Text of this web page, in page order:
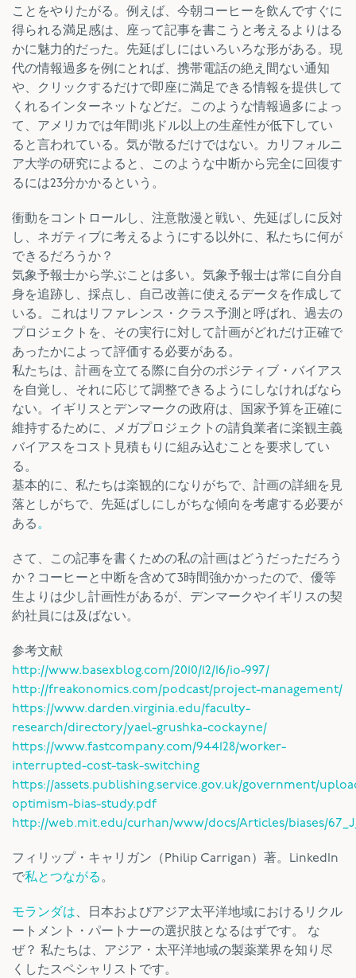
ことをやりたがる。例えば、今朝コーヒーを飲んですぐに
得られる満足感は、座って記事を書こうと考えるよりはる
かに魅力的だった。先延ばしにはいろいろな形がある。現
代の情報過多を例にとれば、携帯電話の絶え間ない通知
や、クリックするだけで即座に満足できる情報を提供して
くれるインターネットなどだ。このような情報過多によっ
て、アメリカでは年間1兆ドル以上の生産性が低下してい
ると言われている。気が散るだけではない。カリフォルニ
ア大学の研究によると、このような中断から完全に回復す
るには23分かかるという。
衝動をコントロールし、注意散漫と戦い、先延ばしに反対
し、ネガティブに考えるようにする以外に、私たちに何が
できるだろうか？
気象予報士から学ぶことは多い。気象予報士は常に自分自
身を追跡し、採点し、自己改善に使えるデータを作成して
いる。これはリファレンス・クラス予測と呼ばれ、過去の
プロジェクトを、その実行に対して計画がどれだけ正確で
あったかによって評価する必要がある。
私たちは、計画を立てる際に自分のポジティブ・バイアス
を自覚し、それに応じて調整できるようにしなければなら
ない。イギリスとデンマークの政府は、国家予算を正確に
維持するために、メガプロジェクトの請負業者に楽観主義
バイアスをコスト見積もりに組み込むことを要求してい
る。
基本的に、私たちは楽観的になりがちで、計画の詳細を見
落としがちで、先延ばしにしがちな傾向を考慮する必要が
ある。
さて、この記事を書くための私の計画はどうだっただろう
か？コーヒーと中断を含めて3時間強かかったので、優等
生よりは少し計画性があるが、デンマークやイギリスの契
約社員には及ばない。
参考文献
http://www.basexblog.com/2010/12/16/io-997/
http://freakonomics.com/podcast/project-management/
https://www.darden.virginia.edu/faculty-
research/directory/yael-grushka-cockayne/
https://www.fastcompany.com/944128/worker-
interrupted-cost-task-switching
https://assets.publishing.service.gov.uk/government/
optimism-bias-study.pdf
http://web.mit.edu/curhan/www/docs/Articles/biases/
フィリップ・キャリガン（Philip Carrigan）著。LinkedIn
で私とつながる。
モランダは、日本およびアジア太平洋地域におけるリクル
ートメント・パートナーの選択肢となるはずです。 な
ぜ？ 私たちは、アジア・太平洋地域の製薬業界を知り尽
くしたスペシャリストです。